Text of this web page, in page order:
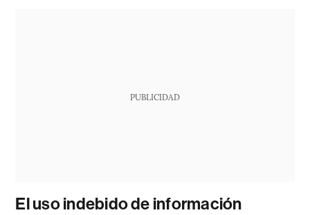
PUBLICIDAD
El uso indebido de información